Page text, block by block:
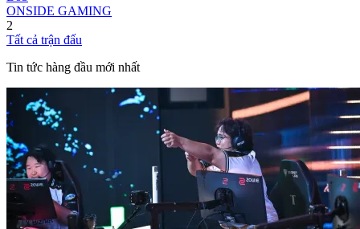
ONSIDE GAMING
2
Tất cả trận đấu
Tin tức hàng đầu mới nhất